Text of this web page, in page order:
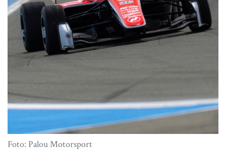
Foto: Palou Motorsport